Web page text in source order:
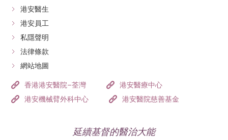
港安醫生
港安員工
私隱聲明
法律條款
網站地圖
香港港安醫院–荃灣
港安醫療中心
港安機械臂外科中心
港安醫院慈善基金
延續基督的醫治大能